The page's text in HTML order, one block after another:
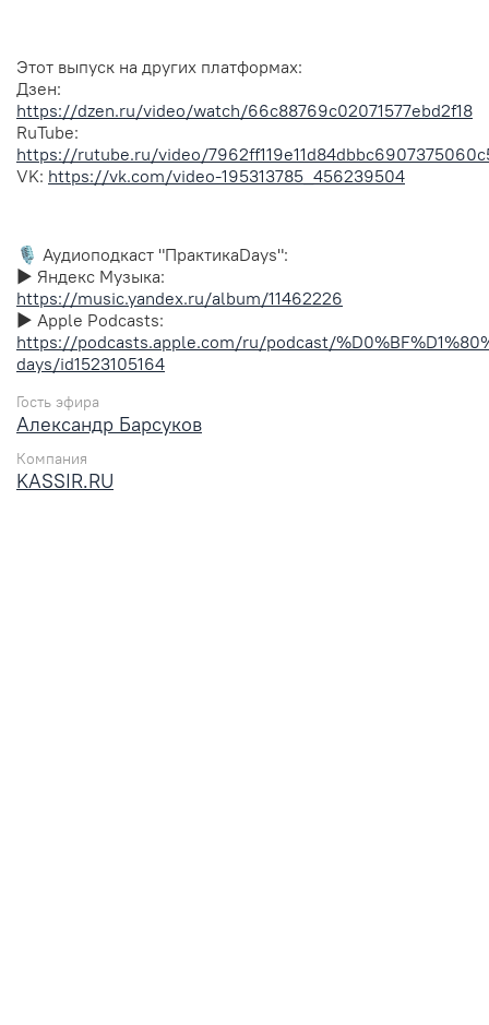
Этот выпуск на других платформах:
Дзен:
https://dzen.ru/video/watch/66c88769c02071577ebd2f18
RuTube:
https://rutube.ru/video/
VK: https://vk.com/video-195313785_456239504
🎙️ Аудиоподкаст "ПрактикаDays":
▶︎ Яндекс Музыка:
https://music.yandex.ru/album/11462226
▶︎ Apple Podcasts:
https://podcasts.apple.com/ru/podcast/
days/id1523105164
Гость эфира
Александр Барсуков
Компания
KASSIR.RU